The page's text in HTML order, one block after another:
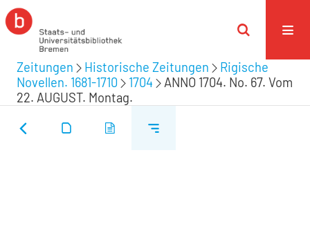
Zeitungen Historische Zeitungen
Rigische
Novellen. 1681-1710
1704
ANNO 1704. No. 67. Vom
22. AUGUST. Montag.